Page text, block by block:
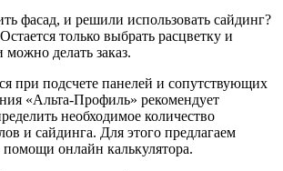
фасад, и решили использовать сайдинг?
только выбрать расцветку и
делать заказ.
при подсчете панелей и сопутствующих
«Альта-Профиль» рекомендует
необходимое количество
и сайдинга. Для этого предлагаем
помощи онлайн калькулятора.